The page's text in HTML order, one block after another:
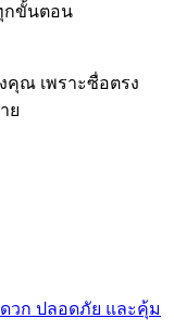
กขั้นตอน
คุณ เพราะซื่อตรง
ย